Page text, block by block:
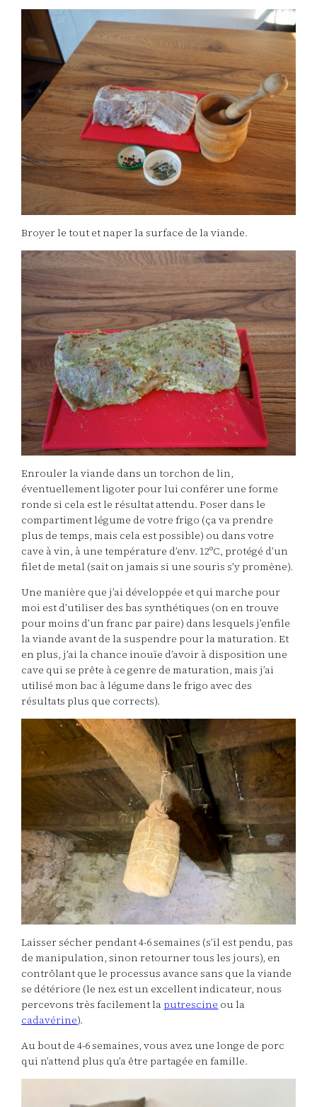
Broyer le tout et naper la surface de la viande.
Enrouler la viande dans un torchon de lin,
éventuellement ligoter pour lui conférer une forme
ronde si cela est le résultat attendu. Poser dans le
compartiment légume de votre frigo (ça va prendre
plus de temps, mais cela est possible) ou dans votre
cave à vin, à une température d’env. 12ºC, protégé d’un
filet de metal (sait on jamais si une souris s’y promène).
Une manière que j’ai développée et qui marche pour
moi est d’utiliser des bas synthétiques (on en trouve
pour moins d’un franc par paire) dans lesquels j’enfile
la viande avant de la suspendre pour la maturation. Et
en plus, j’ai la chance inouïe d’avoir à disposition une
cave qui se prête à ce genre de maturation, mais j’ai
utilisé mon bac à légume dans le frigo avec des
résultats plus que corrects).
Laisser sécher pendant 4-6 semaines (s’il est pendu, pas
de manipulation, sinon retourner tous les jours), en
contrôlant que le processus avance sans que la viande
se détériore (le nez est un excellent indicateur, nous
percevons très facilement la putrescine ou la
cadavérine).
Au bout de 4-6 semaines, vous avez une longe de porc
qui n’attend plus qu’a être partagée en famille.